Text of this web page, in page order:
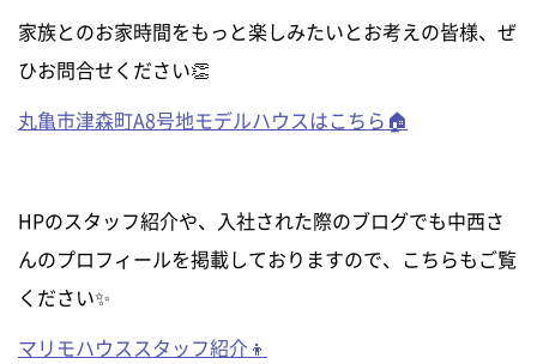
家族とのお家時間をもっと楽しみたいとお考えの皆様、ぜ
ひお問合せください👏
丸亀市津森町A8号地モデルハウスはこちら🏠
HPのスタッフ紹介や、入社された際のブログでも中西さ
んのプロフィールを掲載しておりますので、こちらもご覧
ください✨
マリモハウススタッフ紹介👦